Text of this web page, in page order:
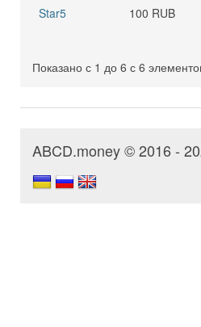
Star5
100 RUB
Показано с 1 до 6 с 6
ABCD.money © 2016 -